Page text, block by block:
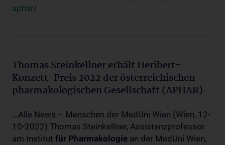
aphar/
Thomas Steinkellner erhält Heribert-
Konzett-Preis 2022 der österreichischen
pharmakologischen Gesellschaft (APHAR)
...Alle News – Menschen der MedUni Wien (Wien, 12-
10-2022) Thomas Steinkellner, Assistenzprofessor
am Institut für Pharmakologie an der MedUni Wien,